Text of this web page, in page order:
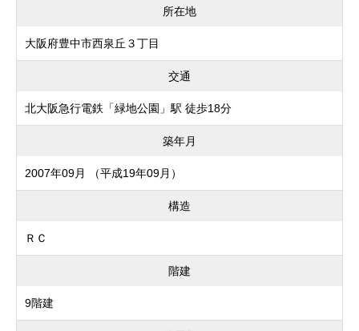
所在地
大阪府豊中市西泉丘３丁目
交通
北大阪急行電鉄「緑地公園」駅 徒歩18分
築年月
2007年09月 （平成19年09月）
構造
ＲＣ
階建
9階建